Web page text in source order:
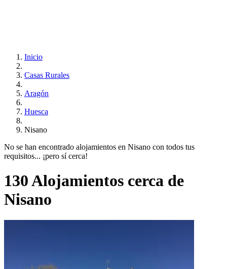
Inicio
Casas Rurales
Aragón
Huesca
Nisano
No se han encontrado alojamientos en Nisano con todos tus
requisitos... ¡pero sí cerca!
130 Alojamientos cerca de
Nisano